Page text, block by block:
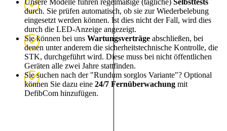
Unsere Modelle führen regelmäßige (tägliche) Selbsttests
durch. Sie prüfen automatisch, ob sie zur Wiederbelebung
eingesetzt werden können. Ist dies nicht der Fall, wird dies
durch die LED-Anzeige angezeigt.
Sie können bei uns Wartungsverträge abschließen, bei
denen unter anderem die sicherheitstechnische Kontrolle, die
STK, durchgeführt wird. Diese muss bei nicht öffentlichen
Geräten alle zwei Jahre stattfinden.
Sie suchen nach der "Rundum sorglos Variante"? Optional
können Sie dazu eine 24/7 Fernüberwachung mit
DefibCom hinzufügen.